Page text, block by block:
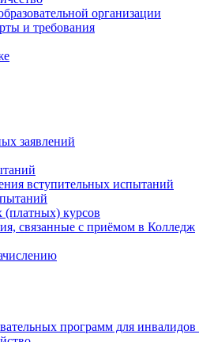
организации
и требования
заявлений
вступительных испытаний
(платных) курсов
связанные с приёмом в Колледж
программ для